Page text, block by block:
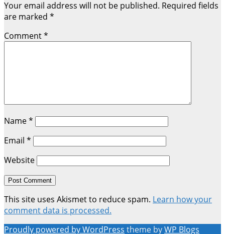
Your email address will not be published. Required fields
are marked *
Comment*
Name*
Email *
Website
This site uses Akismet to reduce spam. Learn how your
comment data is processed.
Proudly powered by WordPress theme byWP Blogs